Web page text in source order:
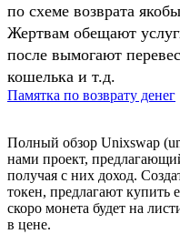
по схеме возврата
Жертвам обещают
после вымогают
кошелька и т.д.
Памятка по возврату денег
Полный обзор Unixswap
нами проект,
получая с них доход.
токен, предлагают купить
скоро монета будет на
в цене.